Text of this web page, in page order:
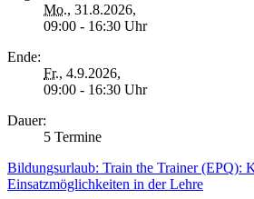
Mo., 31.8.2026,
09:00 - 16:30 Uhr
Ende:
Fr., 4.9.2026,
09:00 - 16:30 Uhr
Dauer:
5 Termine
Bildungsurlaub: Train the Trainer (EPQ):
Einsatzmöglichkeiten in der Lehre